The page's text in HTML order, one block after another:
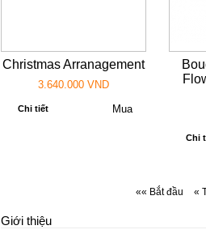
Christmas Arranagement
3.640.000 VND
Chi tiết
Chi
«« Bắt đầu «
Giới thiệu